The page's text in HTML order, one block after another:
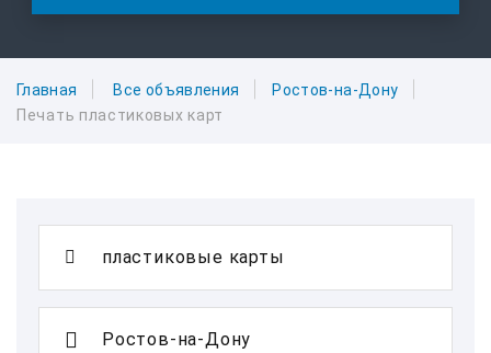
Главная Все объявления
Ростов-на-Дону
Печать пластиковых карт